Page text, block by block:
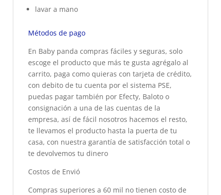
lavar a mano
Métodos de pago
En Baby panda compras fáciles y seguras, solo
escoge el producto que más te gusta agrégalo al
carrito, paga como quieras con tarjeta de crédito,
con debito de tu cuenta por el sistema PSE,
puedas pagar también por Efecty, Baloto o
consignación a una de las cuentas de la
empresa, así de fácil nosotros hacemos el resto,
te llevamos el producto hasta la puerta de tu
casa, con nuestra garantía de satisfacción total o
te devolvemos tu dinero
Costos de Envió
Compras superiores a 60 mil no tienen costo de